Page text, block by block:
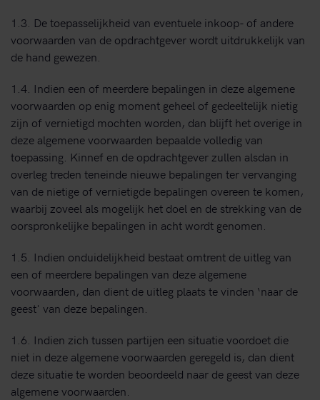
1.3. De toepasselijkheid van eventuele inkoop- of andere
voorwaarden van de opdrachtgever wordt uitdrukkelijk van
de hand gewezen.
1.4. Indien een of meerdere bepalingen in deze algemene
voorwaarden op enig moment geheel of gedeeltelijk nietig
zijn of vernietigd mochten worden, dan blijft het overige in
deze algemene voorwaarden bepaalde volledig van
toepassing. Kinnef en de opdrachtgever zullen alsdan in
overleg treden teneinde nieuwe bepalingen ter vervanging
van de nietige of vernietigde bepalingen overeen te komen,
waarbij zoveel als mogelijk het doel en de strekking van de
oorspronkelijke bepalingen in acht wordt genomen.
1.5. Indien onduidelijkheid bestaat omtrent de uitleg van
een of meerdere bepalingen van deze algemene
voorwaarden, dan dient de uitleg plaats te vinden ‘naar de
geest' van deze bepalingen.
1.6. Indien zich tussen partijen een situatie voordoet die
niet in deze algemene voorwaarden geregeld is, dan dient
deze situatie te worden beoordeeld naar de geest van deze
algemene voorwaarden.